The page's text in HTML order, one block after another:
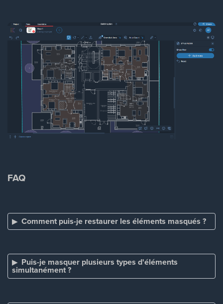
FAQ
Comment puis-je restaurer les éléments masqués ?
Puis-je masquer plusieurs types d'éléments
simultanément ?